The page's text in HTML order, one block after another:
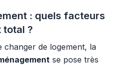
: quels facteurs
total ?
changer de logement, la
se pose très